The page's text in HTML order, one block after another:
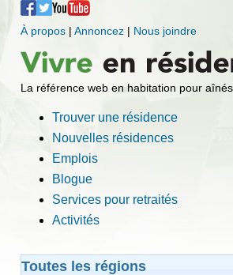
À propos | Annoncez | Nous joindre
La référence web en habitation pour aînés
Trouver une résidence
Nouvelles résidences
Emplois
Blogue
Services pour retraités
Activités
Toutes les régions